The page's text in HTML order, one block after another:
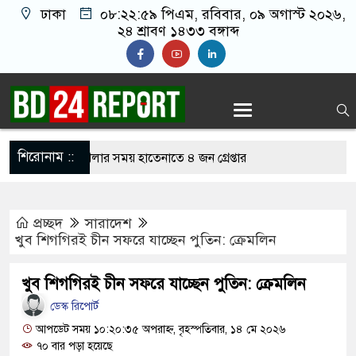
ঢাকা ০৮:২৩:০০ পিএম, রবিবার, ০৯ অগাস্ট ২০২৬,
২৪ শ্রাবণ ১৪৩৩ বঙ্গাব্দ
শিরোনাম ::
জুয়া খেলার সময় হাতেনাতে ৪ জন গ্রেপ্তার
অমায়িক ব্যবহার পান, জানালেন নারী
প্রচ্ছদ
সারাদেশ
খুব শিগগিরই চীন সফরে যাচ্ছেন পুতিন: ক্রেমলিন
খুব শিগগিরই চীন সফরে যাচ্ছেন পুতিন: ক্রেমলিন
ডেস্ক রিপোর্ট
আপডেট সময় ১০:২০:৩৫ অপরাহ্ন, বৃহস্পতিবার, ১৪ মে ২০২৬
৭০ বার পড়া হয়েছে